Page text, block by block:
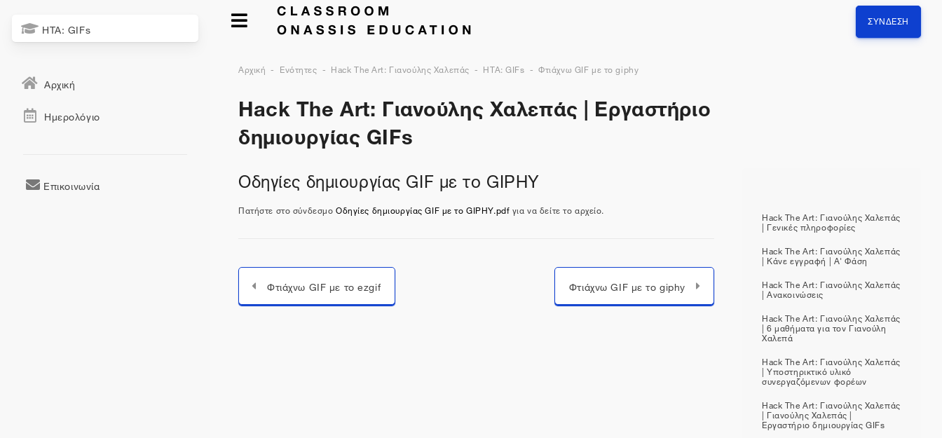
ΣΎΝΔΕΣΗ
Αρχική Ενότητες Hack The Art: Γιανούλης Χαλεπάς HTA: GIFs Φτιάχνω GIF με το giphy
Hack The Art: Γιανούλης Χαλεπάς | Εργαστήριο
δημιουργίας GIFs
Οδηγίες δημιουργίας GIF με το GIPHY
Πατήστε στο σύνδεσμοΟδηγίες δημιουργίας GIF με το GIPHY.pdfγια να δείτε το αρχείο.
Φτιάχνω GIF με το ezgif Φτιάχνω GIF με το giphy
Hack The Art: Γιανούλης Χαλεπάς
| Γενικές πληροφορίες
Hack The Art: Γιανούλης Χαλεπάς
| Κάνε εγγραφή | Α' Φάση
Hack The Art: Γιανούλης Χαλεπάς
| Ανακοινώσεις
Hack The Art: Γιανούλης Χαλεπάς
| 6 μαθήματα για τον Γιανούλη
Χαλεπά
Hack The Art: Γιανούλης Χαλεπάς
| Υποστηρικτικό υλικό
συνεργαζόμενων φορέων
Hack The Art: Γιανούλης Χαλεπάς
| Γιανούλης Χαλεπάς |
Εργαστήριο δημιουργίας GIFs
HTA: GIFs
Αρχική
Ημερολόγιο
Επικοινωνία